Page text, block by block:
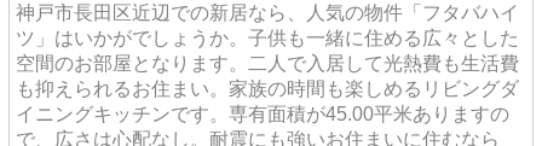
神戸市長田区近辺での新居なら、人気の物件「フタバハイ
ツ」はいかがでしょうか。子供も一緒に住める広々とした
空間のお部屋となります。二人で入居して光熱費も生活費
も抑えられるお住まい。家族の時間も楽しめるリビングダ
イニングキッチンです。専有面積が45.00平米ありますの
で、広さは心配なし。耐震にも強いお住まいに住むなら